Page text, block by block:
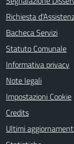
Richiesta
Bacheca Servizi
Statuto Comunale
Informativa privacy
Note legali
Impostazioni Cookie
Credits
Ultimi